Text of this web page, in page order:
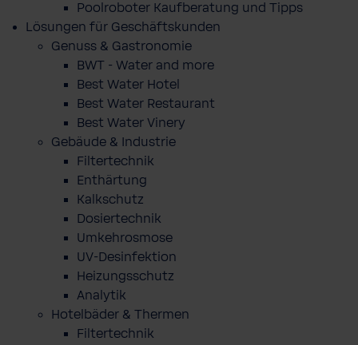
Poolroboter Kaufberatung und Tipps
Lösungen für Geschäftskunden
Genuss & Gastronomie
BWT - Water and more
Best Water Hotel
Best Water Restaurant
Best Water Vinery
Gebäude & Industrie
Filtertechnik
Enthärtung
Kalkschutz
Dosiertechnik
Umkehrosmose
UV-Desinfektion
Heizungsschutz
Analytik
Hotelbäder & Thermen
Filtertechnik